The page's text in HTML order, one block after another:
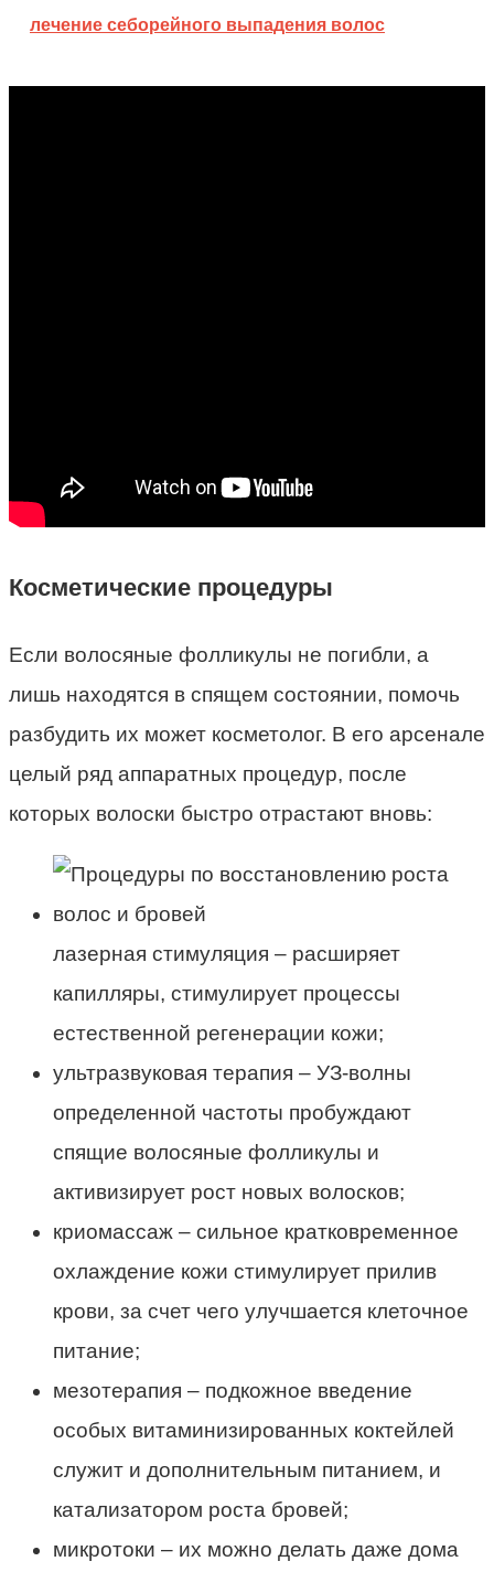
лечение себорейного выпадения волос
Косметические процедуры
Если волосяные фолликулы не погибли, а
лишь находятся в спящем состоянии, помочь
разбудить их может косметолог. В его арсенале
целый ряд аппаратных процедур, после
которых волоски быстро отрастают вновь:
лазерная стимуляция – расширяет
капилляры, стимулирует процессы
естественной регенерации кожи;
ультразвуковая терапия – УЗ-волны
определенной частоты пробуждают
спящие волосяные фолликулы и
активизирует рост новых волосков;
криомассаж – сильное кратковременное
охлаждение кожи стимулирует прилив
крови, за счет чего улучшается клеточное
питание;
мезотерапия – подкожное введение
особых витаминизированных коктейлей
служит и дополнительным питанием, и
катализатором роста бровей;
микротоки – их можно делать даже дома